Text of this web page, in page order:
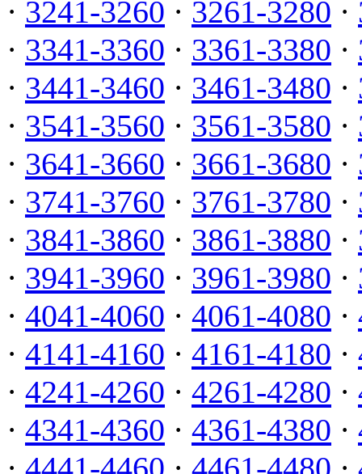
· 3241-3260 · 3261-3280 ·
· 3341-3360 · 3361-3380 ·
· 3441-3460 · 3461-3480 ·
· 3541-3560 · 3561-3580 ·
· 3641-3660 · 3661-3680 ·
· 3741-3760 · 3761-3780 ·
· 3841-3860 · 3861-3880 ·
· 3941-3960 · 3961-3980 ·
· 4041-4060 · 4061-4080 ·
· 4141-4160 · 4161-4180 ·
· 4241-4260 · 4261-4280 ·
· 4341-4360 · 4361-4380 ·